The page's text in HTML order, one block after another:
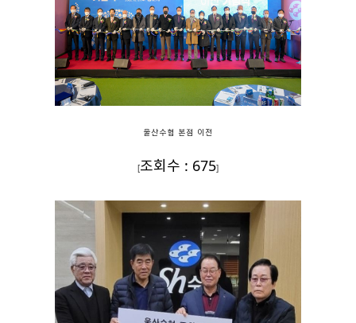
울산수협 본점 이전
[조회수 : 675]